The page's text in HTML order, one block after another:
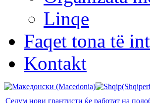
Linqe
Faqet tona të
Kontakt
Седум нови грантисти ќе работат на